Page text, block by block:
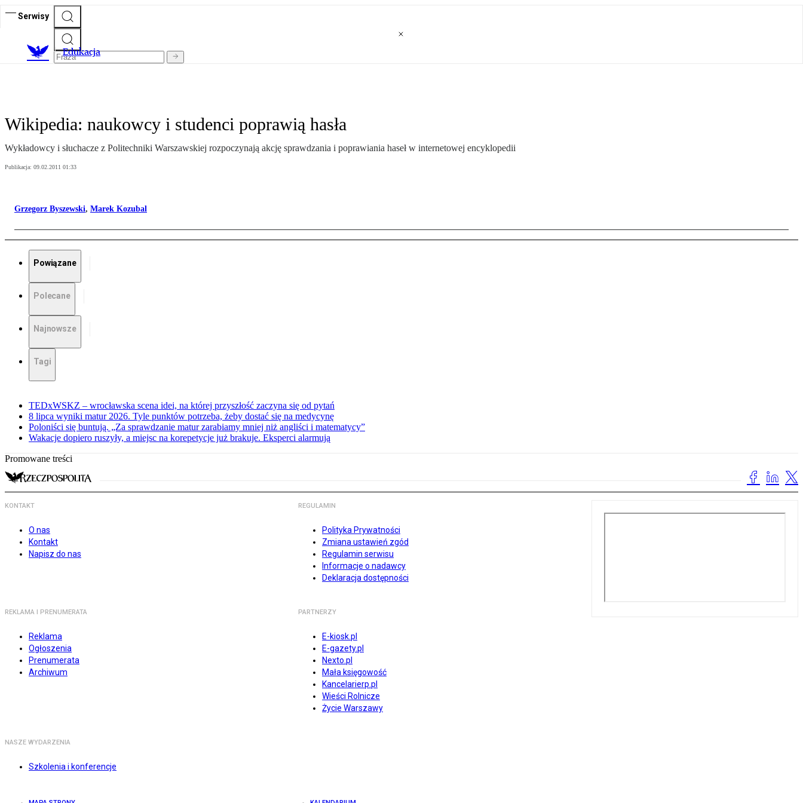
Serwisy
Edukacja
Wikipedia: naukowcy i studenci poprawią hasła
Wykładowcy i słuchacze z Politechniki Warszawskiej rozpoczynają akcję sprawdzania i poprawiania haseł w internetowej encyklopedii
Publikacja: 09.02.2011 01:33
Grzegorz Byszewski, Marek Kozubal
Powiązane
Polecane
Najnowsze
Tagi
TEDxWSKZ – wrocławska scena idei, na której przyszłość zaczyna się od pytań
8 lipca wyniki matur 2026. Tyle punktów potrzeba, żeby dostać się na medycynę
Poloniści się buntują. „Za sprawdzanie matur zarabiamy mniej niż angliści i matematycy”
Wakacje dopiero ruszyły, a miejsc na korepetycje już brakuje. Eksperci alarmują
Promowane treści
KONTAKT
O nas
Kontakt
Napisz do nas
REGULAMIN
Polityka Prywatności
Zmiana ustawień zgód
Regulamin serwisu
Informacje o nadawcy
Deklaracja dostępności
REKLAMA I PRENUMERATA
Reklama
Ogłoszenia
Prenumerata
Archiwum
PARTNERZY
E-kiosk.pl
E-gazety.pl
Nexto.pl
Mała księgowość
Kancelarierp.pl
Wieści Rolnicze
Życie Warszawy
NASZE WYDARZENIA
Szkolenia i konferencje